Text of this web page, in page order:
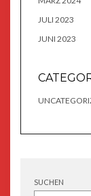
JULI 2023
JUNI 2023
SUCHEN